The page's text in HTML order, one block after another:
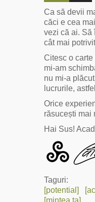
Ca să devii
căci e cea
vezi că ai. Să
cât mai
Citesc o
mi-am
nu mi-a
lucrurile,
Orice
răsucești mai
Hai Sus!
Taguri:
[potential]